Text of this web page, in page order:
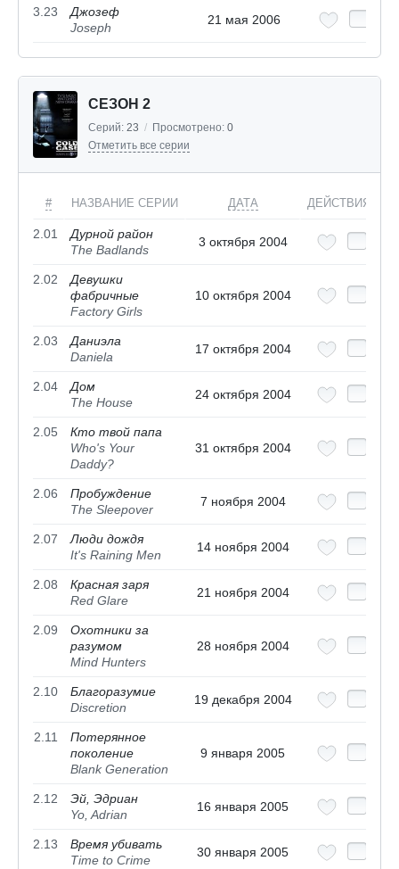
3.23
Джозеф
Joseph
21 мая 2006
СЕЗОН 2
Серий: 23 / Просмотрено: 0
Отметить все серии
# НАЗВАНИЕ СЕРИИ ДАТА ДЕЙСТВИЯ
2.01
Дурной район
The Badlands
3 октября 2004
2.02
Девушки
фабричные
Factory Girls
10 октября 2004
2.03
Даниэла
Daniela
17 октября 2004
2.04
Дом
The House
24 октября 2004
2.05
Кто твой папа
Who's Your
Daddy?
31 октября 2004
2.06
Пробуждение
The Sleepover
7 ноября 2004
2.07
Люди дождя
It's Raining Men
14 ноября 2004
2.08
Красная заря
Red Glare
21 ноября 2004
2.09
Охотники за
разумом
Mind Hunters
28 ноября 2004
2.10
Благоразумие
Discretion
19 декабря 2004
2.11
Потерянное
поколение
Blank Generation
9 января 2005
2.12
Эй, Эдриан
Yo, Adrian
16 января 2005
2.13
Время убивать
Time to Crime
30 января 2005